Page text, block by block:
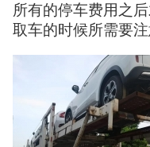
所有的停车费用之
取车的时候所需要注